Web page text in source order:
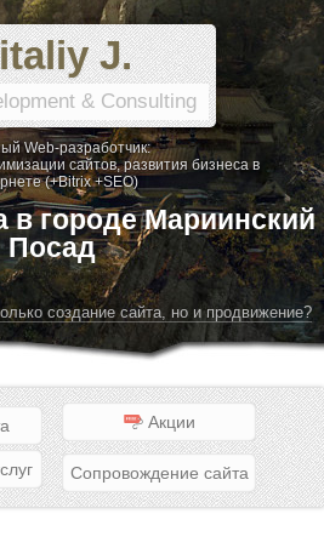
J.
& Consulting
Web-разработчик:
сайтов, развития бизнеса в
(+Bitrix +SEO)
в городе Мариинский
Посад
создание сайта, но и продвижение?
Акции
Сопровождение сайта